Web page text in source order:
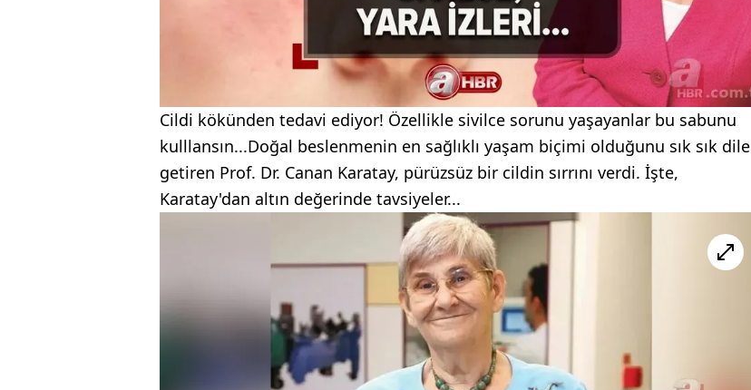
Cildi kökünden tedavi ediyor! Özellikle sivilce sorunu yaşayanlar bu sabunu
kulllansın...Doğal beslenmenin en sağlıklı yaşam biçimi olduğunu sık sık dile
getiren Prof. Dr. Canan Karatay, pürüzsüz bir cildin sırrını verdi. İşte,
Karatay'dan altın değerinde tavsiyeler...